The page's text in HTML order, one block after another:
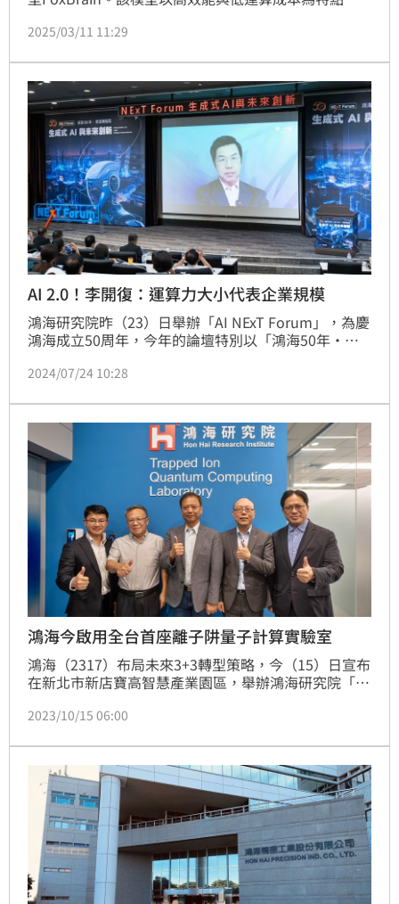
協作、數學推理、邏輯解題及代碼生成等多重能力。未
術發展。
2025/03/11 11:29
AI 2.0！李開復：運算力大小代表企業規模
鴻海研究院昨（23）日舉辦「AI NExT Forum」，為慶
鴻海成立50周年，今年的論壇特別以「鴻海50年•智
外重量級專家學者齊聚一堂，總共吸引964位線上線下
率與能耗對生成式AI發展的瓶頸，企業規模將由運算力
重新定義等，論壇中鴻海也首次對外同步揭露集團三大
平台在AI運用的階段性成果。
2024/07/24 10:28
鴻海今啟用全台首座離子阱量子計算實驗室
鴻海（2317）布局未來3+3轉型策略，今（15）日宣布
在新北市新店寶高智慧產業園區，舉辦鴻海研究院「離
電腦開發中心正式亮相。鴻海表示，未來此實驗室將投
團在量子科技領域布局打下穩健的基礎。（記者：王翊
綺）
2023/10/15 06:00